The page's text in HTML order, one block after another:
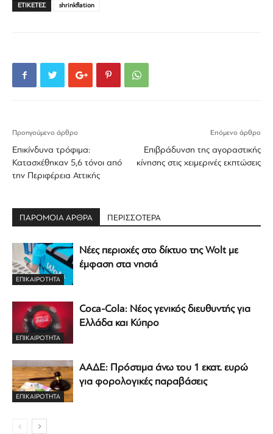
ΕΤΙΚΕΤΕΣ shrinkflation
Προηγούμενο άρθρο
Επικίνδυνα τρόφιμα:
Κατασχέθηκαν 5,6 τόνοι από
την Περιφέρεια Αττικής
Επόμενο άρθρο
Επιβράδυνση της αγοραστικής
κίνησης στις χειμερινές εκπτώσεις
ΠΑΡΟΜΟΙΑ ΑΡΘΡΑ ΠΕΡΙΣΣΟΤΕΡΑ
ΕΠΙΚΑΙΡΟΤΗΤΑ
Νέες περιοχές στο δίκτυο της Wolt με
έμφαση στα νησιά
ΕΠΙΚΑΙΡΟΤΗΤΑ
Coca-Cola: Νέος γενικός διευθυντής για
Ελλάδα και Κύπρο
ΕΠΙΚΑΙΡΟΤΗΤΑ
ΑΑΔΕ: Πρόστιμα άνω του 1 εκατ. ευρώ
για φορολογικές παραβάσεις